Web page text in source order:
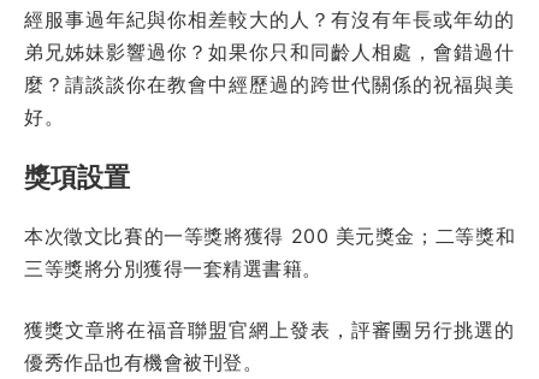
經服事過年紀與你相差較大的人？有沒有年長或年幼的
弟兄姊妹影響過你？如果你只和同齡人相處，會錯過什
麼？請談談你在教會中經歷過的跨世代關係的祝福與美
好。
獎項設置
本次徵文比賽的一等獎將獲得 200 美元獎金；二等獎和
三等獎將分別獲得一套精選書籍。
獲獎文章將在福音聯盟官網上發表，評審團另行挑選的
優秀作品也有機會被刊登。